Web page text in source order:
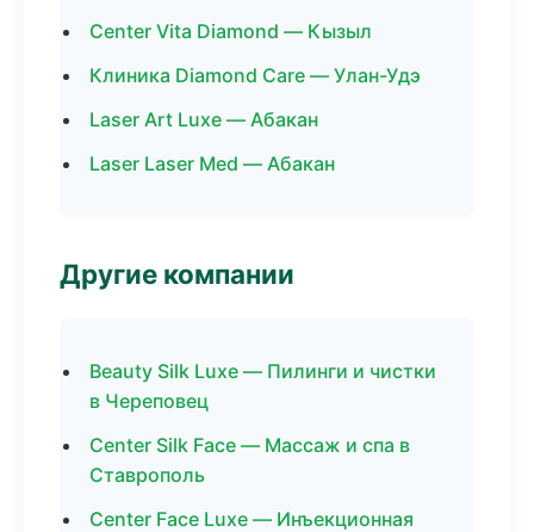
Center Vita Diamond — Кызыл
Клиника Diamond Care — Улан-Удэ
Laser Art Luxe — Абакан
Laser Laser Med — Абакан
Другие компании
Beauty Silk Luxe — Пилинги и чистки
в Череповец
Center Silk Face — Массаж и спа в
Ставрополь
Center Face Luxe — Инъекционная